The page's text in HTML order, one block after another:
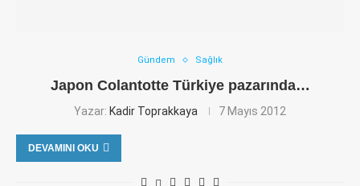
Gündem Sağlık
Japon Colantotte Türkiye pazarında…
Yazar: Kadir Toprakkaya 7 Mayıs 2012
DEVAMINI OKU